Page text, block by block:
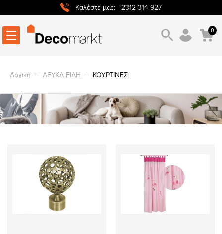
Καλέστε μας: 2312 314 927
0
Αρχική ΛΕΥΚΑ ΕΙΔΗ ΚΟΥΡΤΙΝΕΣ